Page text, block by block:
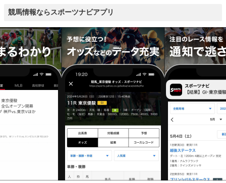
競馬情報ならスポーツナビアプリ